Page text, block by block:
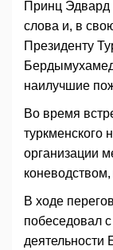
Принц Эдвард
слова и, в
Президенту
наилучшие
Во время
туркменского
организации
В ходе
побеседовал
деятельности